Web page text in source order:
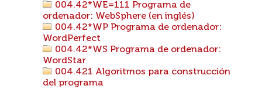
004.42*WE=111 Programa de
ordenador: WebSphere (en inglés)
004.42*WP Programa de ordenador:
WordPerfect
004.42*WS Programa de ordenador:
WordStar
004.421 Algoritmos para construcción
del programa